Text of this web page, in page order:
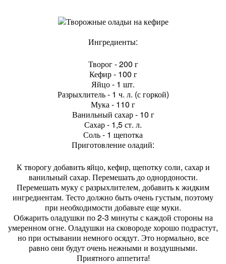
Ингредиенты:
Творог - 200 г
Кефир - 100 г
Яйцо - 1 шт.
Разрыхлитель - 1 ч. л. (с горкой)
Мука - 110 г
Ванильный сахар - 10 г
Сахар - 1,5 ст. л.
Соль - 1 щепотка
Приготовление оладий:
К творогу добавить яйцо, кефир, щепотку соли, сахар и
ванильный сахар. Перемешать до однордоности.
Перемешать муку с разрыхлителем, добавить к жидким
ингредиентам. Тесто должно быть очень густым, поэтому
при необходимости добавьте еще муки.
Обжарить оладушки по 2-3 минуты с каждой стороны на
умеренном огне. Оладушки на сковороде хорошо подрастут,
но при остывании немного осядут. Это нормально, все
равно они будут очень нежными и воздушными.
Приятного аппетита!